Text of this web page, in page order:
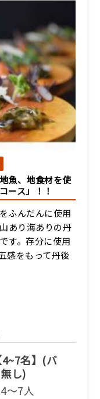
名】(バ
し)
～4人
～
】(バス・ト
～2人
～
魚、地食材を使
ース」！！
ふんだんに使用
あり海ありの丹
す。存分に使用
感をもって丹後
名】(バ
し)
～7人